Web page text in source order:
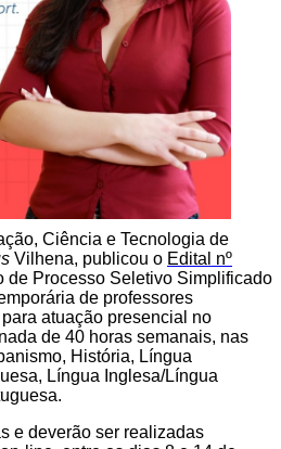
Ciência e Tecnologia de
Vilhena, publicou o Edital nº
de Processo Seletivo Simplificado
de professores
atuação presencial no
de 40 horas semanais, nas
História, Língua
Língua Inglesa/Língua
e deverão ser realizadas